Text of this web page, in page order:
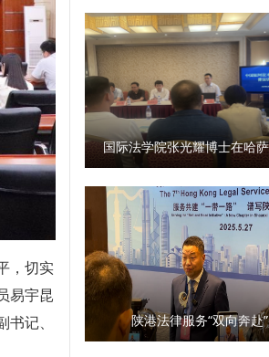
，切实
易宇昆
记、
陕港法律服务“双向奔赴”